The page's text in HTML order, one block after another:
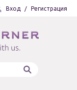
Вход / Регистрация